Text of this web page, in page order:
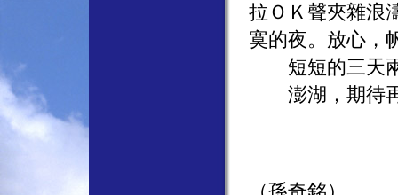
拉ＯＫ聲夾雜浪
寞的夜。放心，
短短的三天兩
澎湖，期待再